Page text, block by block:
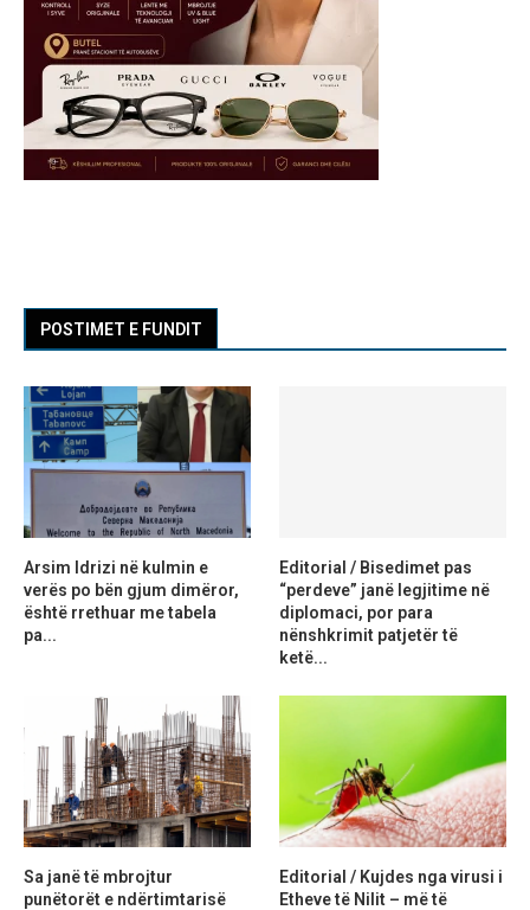
POSTIMET E FUNDIT
Arsim Idrizi në kulmin e
verës po bën gjum dimëror,
është rrethuar me tabela
pa...
Editorial / Bisedimet pas
“perdeve” janë legjitime në
diplomaci, por para
nënshkrimit patjetër të
ketë...
Sa janë të mbrojtur
punëtorët e ndërtimtarisë
Editorial / Kujdes nga virusi i
Etheve të Nilit – më të